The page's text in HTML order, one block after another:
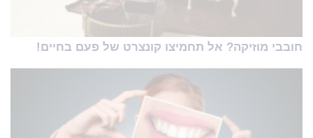
חובבי מוזיקה? אל תחמיצו קונצרט של פעם בחיים!